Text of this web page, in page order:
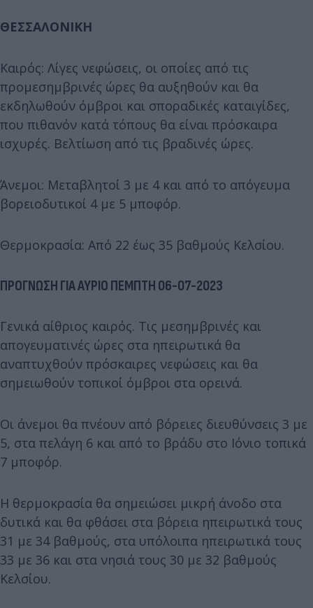
ΘΕΣΣΑΛΟΝΙΚΗ
Καιρός: Λίγες νεφώσεις, οι οποίες από τις
προμεσημβρινές ώρες θα αυξηθούν και θα
εκδηλωθούν όμβροι και σποραδικές καταιγίδες,
που πιθανόν κατά τόπους θα είναι πρόσκαιρα
ισχυρές. Βελτίωση από τις βραδινές ώρες.
Άνεμοι: Μεταβλητοί 3 με 4 και από το απόγευμα
βορειοδυτικοί 4 με 5 μποφόρ.
Θερμοκρασία: Από 22 έως 35 βαθμούς Κελσίου.
ΠΡΟΓΝΩΣΗ ΓΙΑ ΑΥΡΙΟ ΠΕΜΠΤΗ 06-07-2023
Γενικά αίθριος καιρός. Τις μεσημβρινές και
απογευματινές ώρες στα ηπειρωτικά θα
αναπτυχθούν πρόσκαιρες νεφώσεις και θα
σημειωθούν τοπικοί όμβροι στα ορεινά.
Οι άνεμοι θα πνέουν από βόρειες διευθύνσεις 3 με
5, στα πελάγη 6 και από το βράδυ στο Ιόνιο τοπικά
7 μποφόρ.
Η θερμοκρασία θα σημειώσει μικρή άνοδο στα
δυτικά και θα φθάσει στα βόρεια ηπειρωτικά τους
31 με 34 βαθμούς, στα υπόλοιπα ηπειρωτικά τους
33 με 36 και στα νησιά τους 30 με 32 βαθμούς
Κελσίου.